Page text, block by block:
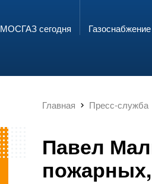
info@mos-gaz.ru
МОСГАЗ сегодня Газо­снабжение
Главная Пресс-служба
Павел